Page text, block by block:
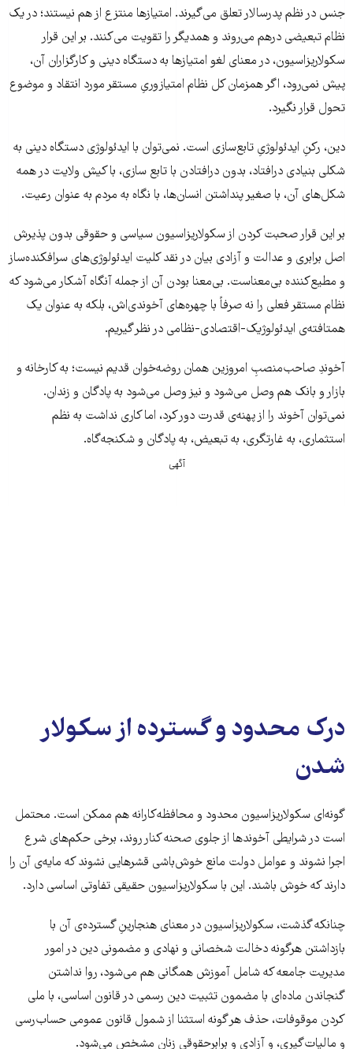
جنس در نظم پدرسالار تعلق می‌گیرند. امتیازها منتزع از هم نیستند؛ در یک
نظام تبعیضی درهم می‌روند و همدیگر را تقویت می‌کنند. بر این قرار
سکولاریزاسیون، در معنای لغو امتیازها به دستگاه دینی و کارگزاران آن،
پیش نمی‌رود، اگر همزمان کل نظام امتیازوریِ مستقر مورد انتقاد و موضوع
تحول قرار نگیرد.
دین، رکنِ ایدئولوژیِ تابع‌سازی است. نمی‌توان با ایدئولوژی دستگاه دینی به
شکلی بنیادی درافتاد، بدون درافتادن با تابع سازی، با کیش ولایت در همه
شکل‌های آن، با صغیر پنداشتن انسان‌ها، با نگاه به مردم به عنوان رعیت.
بر این قرار صحبت کردن از سکولاریزاسیون سیاسی و حقوقی بدون پذیرش
اصل برابری و عدالت و آزادی بیان در نقد کلیت ایدئولوژی‌های سرافکنده‌ساز
و مطیع‌کننده بی‌معناست. بی‌معنا بودن آن از جمله آنگاه آشکار می‌شود که
نظام مستقر فعلی را نه صرفاً با چهره‌های آخوندی‌اش، بلکه به عنوان یک
همتافته‌ی ایدئولوژیک-اقتصادی-نظامی در نظر گیریم.
آخوندِ صاحب‌منصبِ امروزین همان روضه‌خوان قدیم نیست؛ به کارخانه و
بازار و بانک هم وصل می‌شود و نیز وصل می‌شود به پادگان و زندان.
نمی‌توان آخوند را از پهنه‌ی قدرت دور کرد، اما کاری نداشت به نظم
استثماری، به غارتگری، به تبعیض، به پادگان و شکنجه‌گاه.
آگهی
درک محدود و گسترده از سکولار
شدن
گونه‌ای سکولاریزاسیون محدود و محافظه‌کارانه هم ممکن است. محتمل
است در شرایطی آخوندها از جلوی صحنه کنار روند، برخی حکم‌های شرع
اجرا نشوند و عوامل دولت مانع خوش‌باشی قشرهایی نشوند که مایه‌ی آن را
دارند که خوش باشند. این با سکولاریزاسیون حقیقی تفاوتی اساسی دارد.
چنانکه گذشت، سکولاریزاسیون در معنای هنجارینِ گسترده‌ی آن با
بازداشتن هرگونه دخالت شخصانی و نهادی و مضمونی دین در امور
مدیریت جامعه که شامل آموزش همگانی هم می‌شود، روا نداشتن
گنجاندن ماده‌ای با مضمون تثبیت دین رسمی در قانون اساسی، با ملی
کردن موقوفات، حذف هر گونه استثنا از شمول قانون عمومی حساب‌رسی
و مالیات‌گیری، و آزادی و برابرحقوقی زنان مشخص می‌شود.